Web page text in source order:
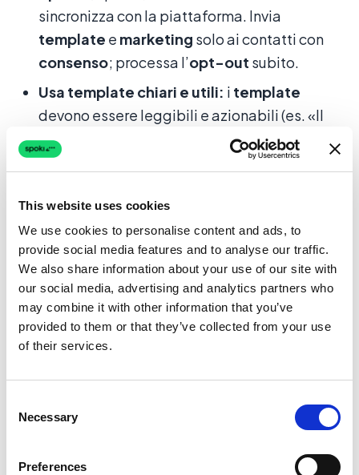
This website uses cookies
We use cookies to personalise content and ads, to
provide social media features and to analyse our traffic.
We also share information about your use of our site with
our social media, advertising and analytics partners who
may combine it with other information that you’ve
provided to them or that they’ve collected from your use
of their services.
Selection
Necessary
Preferences
sincronizza con la piattaforma. Invia
template e marketing solo ai contatti con
consenso; processa l’opt-out subito.
Usa template chiari e utili: i template
devono essere leggibili e azionabili (es. «Il
tuo ordine #{{1}} è stato spedito. Seguilo qui:
{{2}}»). Evita blocchi lunghi; usa variabili per
Collega ogni conversazione al CRM:
supportoe vendite vedono l’intera
cronologia e possono continuare la
relazionein contesto. Unthread per
clientequando possibile.
Combina automazione e passaggio a
comunicazionidi routine e passa a agenti
per casi complessi o sensibili. La
relazione
clienti
possono raggiungere una persona quando